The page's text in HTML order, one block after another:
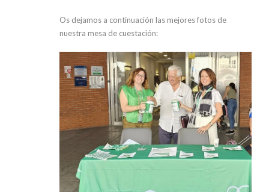
Os dejamos a continuación las mejores fotos de
nuestra mesa de cuestación: